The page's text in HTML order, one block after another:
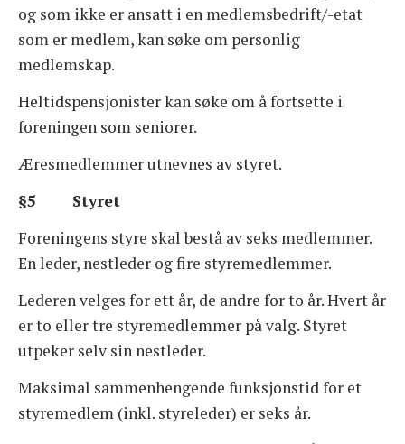
og som ikke er ansatt i en medlemsbedrift/-etat
som er medlem, kan søke om personlig
medlemskap.
Heltidspensjonister kan søke om å fortsette i
foreningen som seniorer.
Æresmedlemmer utnevnes av styret.
§5 Styret
Foreningens styre skal bestå av seks medlemmer.
En leder, nestleder og fire styremedlemmer.
Lederen velges for ett år, de andre for to år. Hvert år
er to eller tre styremedlemmer på valg. Styret
utpeker selv sin nestleder.
Maksimal sammenhengende funksjonstid for et
styremedlem (inkl. styreleder) er seks år.